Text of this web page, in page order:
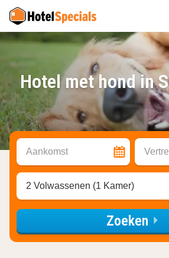
Hotel met hond in
Aankomst
2 Volwassenen (1 Kamer)
Zoeken